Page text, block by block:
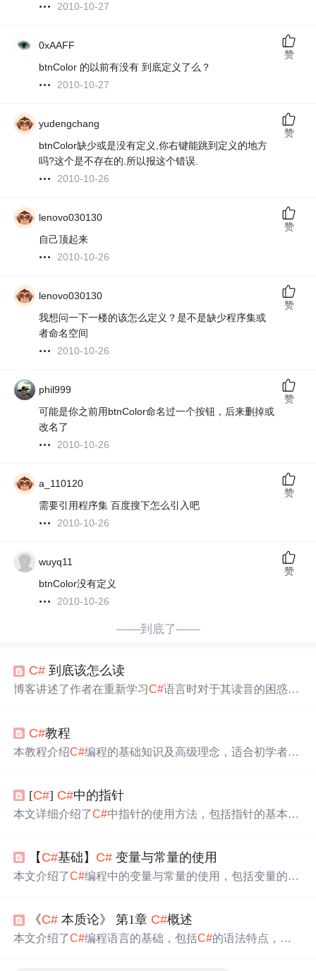
2010-10-27
0xAAFF
btnColor 的以前有没有 到底定义了么？
2010-10-27
赞
yudengchang
btnColor缺少或是没有定义,你右键能跳到定义的地方
吗?这个是不存在的.所以报这个错误.
2010-10-26
赞
lenovo030130
自己顶起来
2010-10-26
赞
lenovo030130
我想问一下一楼的该怎么定义？是不是缺少程序集或
者命名空间
2010-10-26
赞
phil999
可能是你之前用btnColor命名过一个按钮，后来删掉或
改名了
2010-10-26
赞
a_110120
需要引用程序集 百度搜下怎么引入吧
2010-10-26
赞
wuyq11
btnColor没有定义
2010-10-26
赞
——到底了——
C# 到底该怎么读
博客讲述了作者在重新学习C#语言时对于其读音的困惑，
和对微软的重要性。
C#教程
本教程介绍C#编程的基础知识及高级理念，适合初学者快
[C#] C#中的指针
本文详细介绍了C#中指针的使用方法，包括指针的基本概
【 C#基础】 C# 变量与常量的使用
本文介绍了C#编程中的变量与常量的使用，包括变量的定
的应用。
《C# 本质论》 第1章 C#概述
本文介绍了C#编程语言的基础，包括C#的语法特点，如